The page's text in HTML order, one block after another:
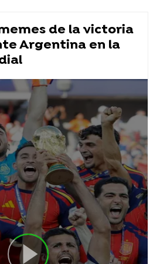
de la victoria
Argentina en la